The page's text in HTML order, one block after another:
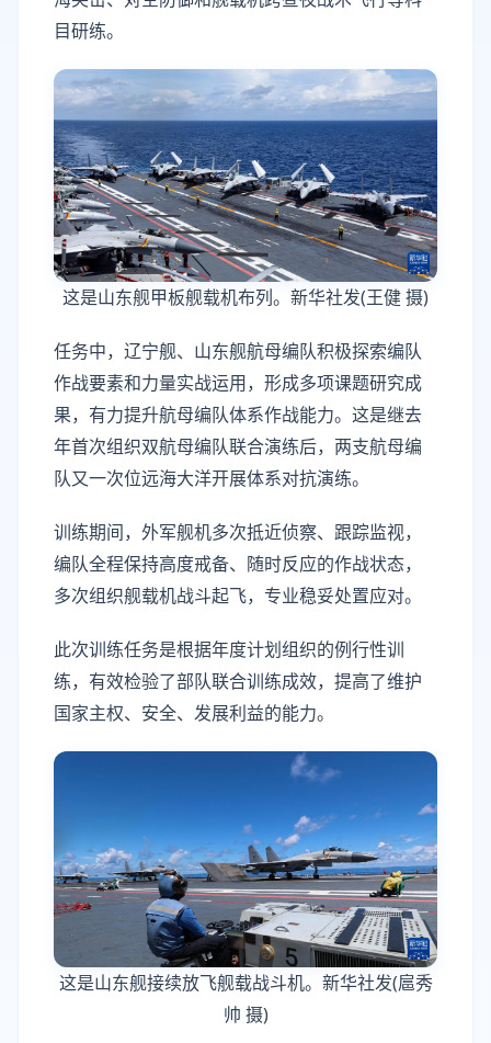
目研练。
这是山东舰甲板舰载机布列。新华社发(王健 摄)
任务中，辽宁舰、山东舰航母编队积极探索编队
作战要素和力量实战运用，形成多项课题研究成
果，有力提升航母编队体系作战能力。这是继去
年首次组织双航母编队联合演练后，两支航母编
队又一次位远海大洋开展体系对抗演练。
训练期间，外军舰机多次抵近侦察、跟踪监视，
编队全程保持高度戒备、随时反应的作战状态，
多次组织舰载机战斗起飞，专业稳妥处置应对。
此次训练任务是根据年度计划组织的例行性训
练，有效检验了部队联合训练成效，提高了维护
国家主权、安全、发展利益的能力。
这是山东舰接续放飞舰载战斗机。新华社发(扈秀
帅 摄)